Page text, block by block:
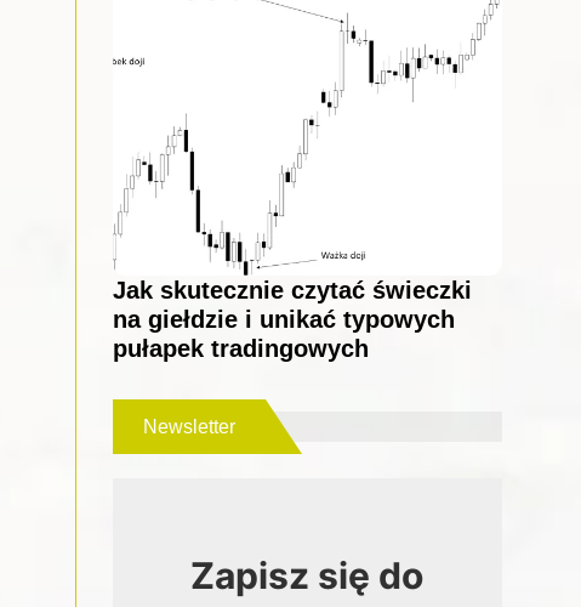
Jak skutecznie czytać świeczki
na giełdzie i unikać typowych
pułapek tradingowych
Newsletter
Zapisz się do